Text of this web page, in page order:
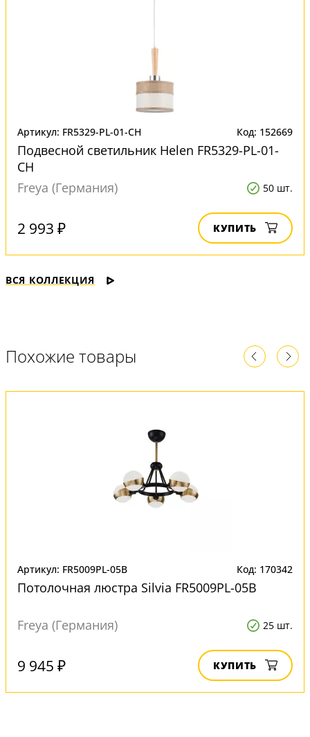
Артикул: FR5329-PL-01-CH Код: 152669
Подвесной светильник Helen FR5329-PL-01-
CH
Freya (Германия)
50 шт.
2 993 ₽ КУПИТЬ
ВСЯ КОЛЛЕКЦИЯ
Похожие товары
Артикул: FR5009PL-05B Код: 170342
Потолочная люстра Silvia FR5009PL-05B
Freya (Германия) 25 шт.
9 945 ₽ КУПИТЬ